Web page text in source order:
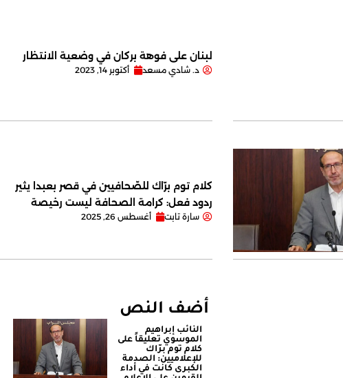
لبنان على فوهة بركان في وضعية الانتظار
د. شادي مسعد أكتوبر 14, 2023
كلام توم برّاك للصّحافيين في قصر بعبدا يثير
ردود فعل: كرامة الصحافة ليست رخيصة
سارة تابت أغسطس 26, 2025
أضف النص
النائب إبراهيم
الموسوي تعليقاً على
كلام توم برّاك
للإعلاميين: الصدمة
الكبرى كانت في أداء